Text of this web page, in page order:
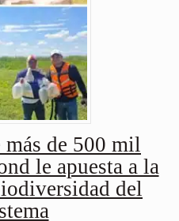
más de 500 mil
le apuesta a la
del